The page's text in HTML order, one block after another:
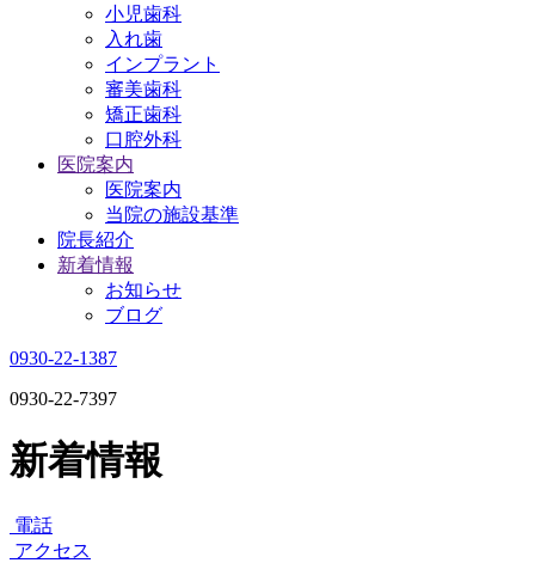
小児歯科
入れ歯
インプラント
審美歯科
矯正歯科
口腔外科
医院案内
医院案内
当院の施設基準
院長紹介
新着情報
お知らせ
ブログ
0930-22-1387
0930-22-7397
新着情報
電話
アクセス